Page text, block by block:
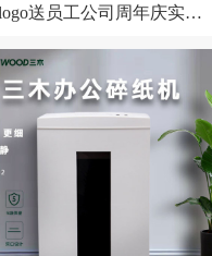
送员工公司周年庆实用